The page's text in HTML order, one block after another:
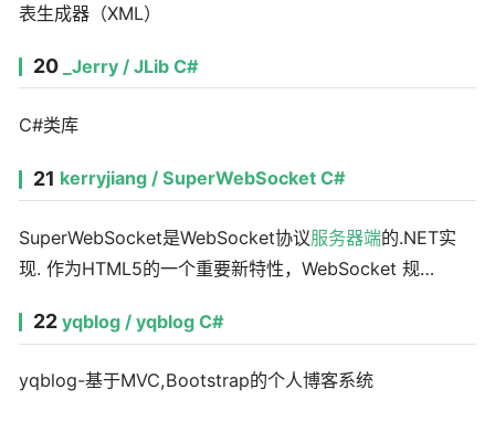
表生成器（XML）
20 _Jerry / JLib C#
C#类库
21 kerryjiang / SuperWebSocket C#
SuperWebSocket是WebSocket协议服务器端的.NET实
现. 作为HTML5的一个重要新特性，WebSocket 规…
22yqblog / yqblog C#
yqblog-基于MVC,Bootstrap的个人博客系统